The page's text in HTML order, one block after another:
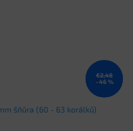
€2,48
–46 %
šňůra (60 - 63 korálků)